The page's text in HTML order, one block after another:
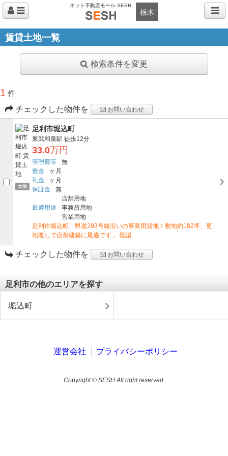
ネット不動産モール SESH
栃木
賃貸土地一覧
検索条件を変更
1 件
チェックした物件を
お問い合わせ
土地
足利市堀込町
東武和泉駅 徒歩12分
33.0万円
管理費等
無
敷金
ヶ月
礼金
ヶ月
保証金
無
最適用途
店舗用地
事務所用地
営業用地
足利市堀込町、県道293号線沿いの事業用貸地！敷地約182坪、更
地渡しで店舗建築に最適です 。視認…
チェックした物件を お問い合わせ
足利市の他のエリアを探す
堀込町
運営会社 プライバシーポリシー
Copyright © SESH All right reserved.